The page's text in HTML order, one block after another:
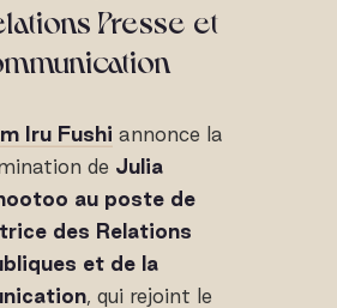
Presse et
Iru Fushi annonce la
de Julia
au poste de
des Relations
et de la
, qui rejoint le